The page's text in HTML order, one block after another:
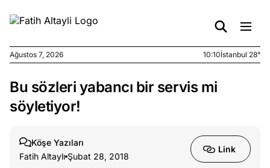
Ağustos
6, 2026
yasalar
Ağustos 7, 2026 10:10İstanbul 28°
Bu sözleri yabancı bir servis mi
söyletiyor!
Köşe Yazıları
Fatih Altaylı Şubat 28, 2018
Link